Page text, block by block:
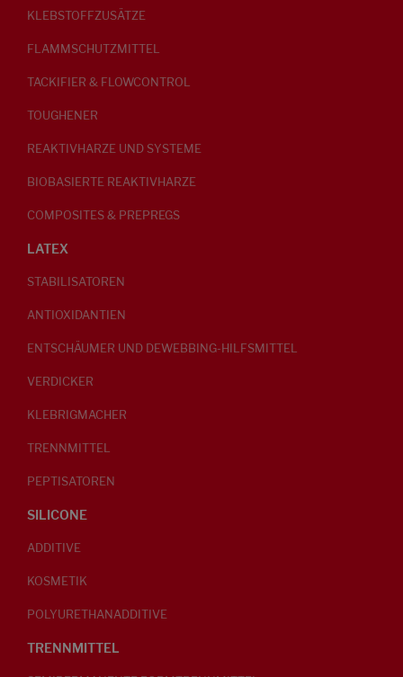
KLEBSTOFFZUSÄTZE
FLAMMSCHUTZMITTEL
TACKIFIER & FLOWCONTROL
TOUGHENER
REAKTIVHARZE UND SYSTEME
BIOBASIERTE REAKTIVHARZE
COMPOSITES & PREPREGS
LATEX
STABILISATOREN
ANTIOXIDANTIEN
ENTSCHÄUMER UND DEWEBBING-HILFSMITTEL
VERDICKER
KLEBRIGMACHER
TRENNMITTEL
PEPTISATOREN
SILICONE
ADDITIVE
KOSMETIK
POLYURETHANADDITIVE
TRENNMITTEL